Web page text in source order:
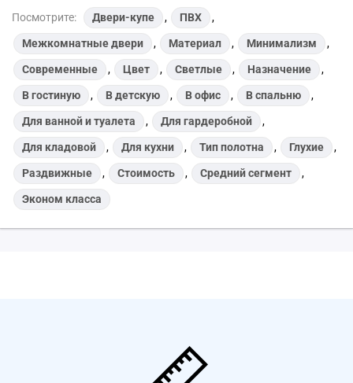
Посмотрите: Двери-купе , ПВХ ,
Межкомнатные двери , Материал , Минимализм ,
Современные , Цвет , Светлые , Назначение ,
В гостиную , В детскую , В офис , В спальню ,
Для ванной и туалета , Для гардеробной ,
Для кладовой , Для кухни , Тип полотна , Глухие ,
Раздвижные , Стоимость , Средний сегмент ,
Эконом класса